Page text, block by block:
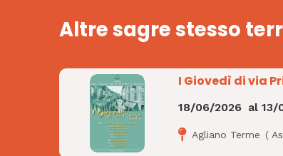
Altre sagre stesso
I Giovedì di via
18/06/2026 al13/
Agliano Terme (